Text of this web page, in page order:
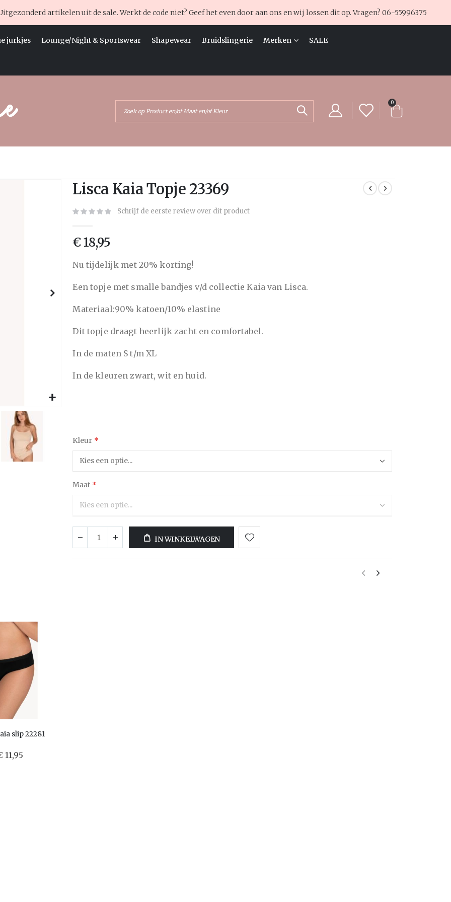
artikelen uit de sale. Werkt de code niet? Geef het even door aan ons en wij lossen dit op. Vragen? 06-55996375
jurkjes Lounge/Night & Sportswear Shapewear Bruidslingerie Merken SALE
Zoek Cart
0producten
naar
gallerij
Lisca Kaia Topje 23369
Schrijf de eerste review over dit product
€ 18,95
Nu tijdelijk met 20% korting!
Een topje met smalle bandjes v/d collectie Kaia van Lisca.
Materiaal:90% katoen/10% elastine
Dit topje draagt heerlijk zacht en comfortabel.
In de maten S t/m XL
In de kleuren zwart, wit en huid.
Kleur
Maat
IN WINKELWAGEN
slip 22281
11,95